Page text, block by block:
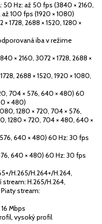
Hz: až 50 fps (3840 × 2160,
až 100 fps (1920 × 1080)
1728, 2688 × 1520, 1280 ×
iba v režime
× 2160, 3072 × 1728, 2688 ×
2688 × 1520, 1920 × 1080,
704 × 576, 640 × 480) 60
× 480)
1280 × 720, 704 × 576,
1280 × 720, 704 × 480, 640 ×
640 × 480) 60 Hz: 30 fps
640 × 480) 60 Hz: 30 fps
H.265/H.264+/H.264,
stream: H.265/H.264,
stream:
Mbps
vysoký profil